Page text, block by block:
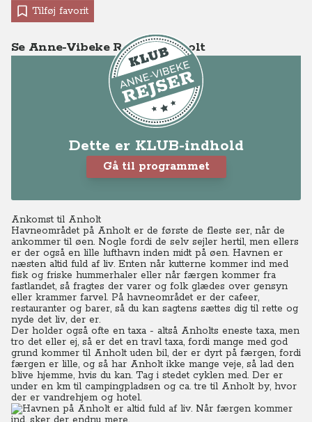
Tilføj favorit
Se Anne-Vibeke Rejser - Anholt
Dette er KLUB-indhold
Gå til programmet
Ankomst til Anholt
Havneområdet på Anholt er de første de fleste ser, når de
ankommer til øen. Nogle fordi de selv sejler hertil, men ellers
er der også en lille lufthavn inden midt på øen. Havnen er
næsten altid fuld af liv. Enten når kutterne kommer ind med
fisk og friske hummerhaler eller når færgen kommer fra
fastlandet, så fragtes der varer og folk glædes over gensyn
eller krammer farvel. På havneområdet er der cafeer,
restauranter og barer, så du kan sagtens sættes dig til rette og
nyde det liv, der er.
Der holder også ofte en taxa - altså Anholts eneste taxa, men
tro det eller ej, så er det en travl taxa, fordi mange med god
grund kommer til Anholt uden bil, der er dyrt på færgen, fordi
færgen er lille, og så har Anholt ikke mange veje, så lad den
blive hjemme, hvis du kan. Tag i stedet cyklen med. Der er
under en km til campingpladsen og ca. tre til Anholt by, hvor
der er vandrehjem og hotel.